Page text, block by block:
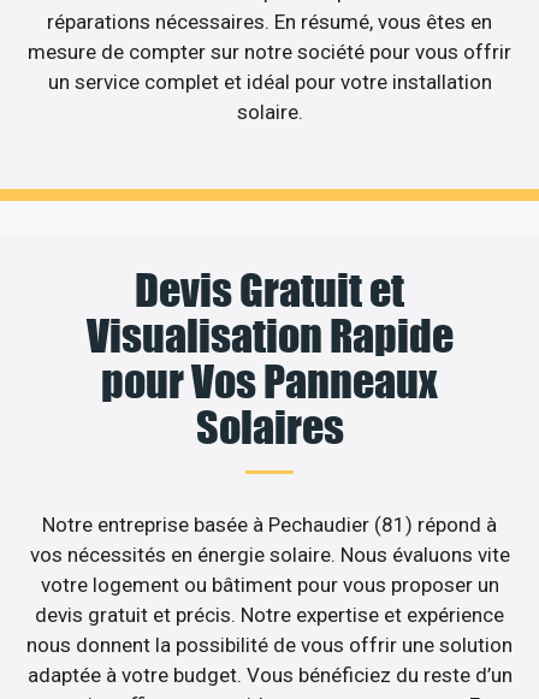
réparations nécessaires. En résumé, vous êtes en
mesure de compter sur notre société pour vous offrir
un service complet et idéal pour votre installation
solaire.
Devis Gratuit et
Visualisation Rapide
pour Vos Panneaux
Solaires
Notre entreprise basée à Pechaudier (81) répond à
vos nécessités en énergie solaire. Nous évaluons vite
votre logement ou bâtiment pour vous proposer un
devis gratuit et précis. Notre expertise et expérience
nous donnent la possibilité de vous offrir une solution
adaptée à votre budget. Vous bénéficiez du reste d’un